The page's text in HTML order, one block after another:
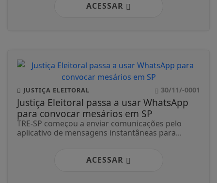
ACESSAR
JUSTIÇA ELEITORAL 30/11/-0001
Justiça Eleitoral passa a usar WhatsApp
para convocar mesários em SP
TRE-SP começou a enviar comunicações pelo
aplicativo de mensagens instantâneas para...
ACESSAR